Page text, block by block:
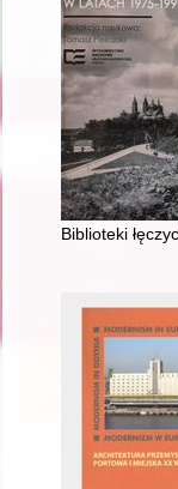
Biblioteki